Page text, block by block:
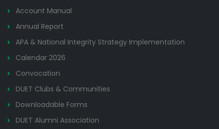
Account Manual
Annual Report
APA & National Integrity Strategy Implementation
Calendar 2026
Convocation
DUET Clubs & Communities
Downloadable Forms
DUET Alumni Association